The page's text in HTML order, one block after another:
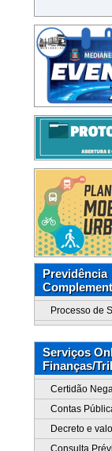
Previdência
Processo de
Serviços
Finanças/
Certidão
Contas
Decreto e
Consulta